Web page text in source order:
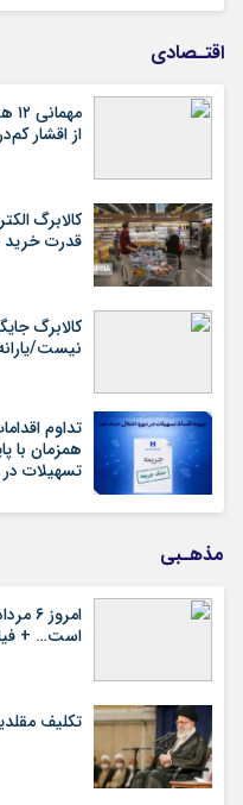
اقتـصادی
از اقشار
کالابرگ
قدرت خرید
کالابرگ
نیست/
تداوم
همزمان با
تسهیلات
مذهـبی
است… +
تکلیف